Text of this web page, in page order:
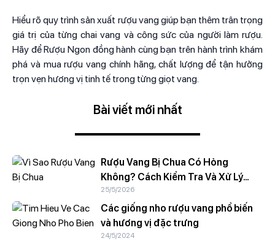
Hiểu rõ quy trình sản xuất rượu vang giúp bạn thêm trân trọng
giá trị của từng chai vang và công sức của người làm rượu.
Hãy để Rượu Ngon đồng hành cùng bạn trên hành trình khám
phá và mua rượu vang chính hãng, chất lượng để tận hưởng
trọn vẹn hương vị tinh tế trong từng giọt vang.
Bài viết mới nhất
Rượu Vang Bị Chua Có Hỏng
Không? Cách Kiểm Tra Và Xử Lý
Nhanh
25/5/2026
Các giống nho rượu vang phổ biến
và hương vị đặc trưng
24/5/2024